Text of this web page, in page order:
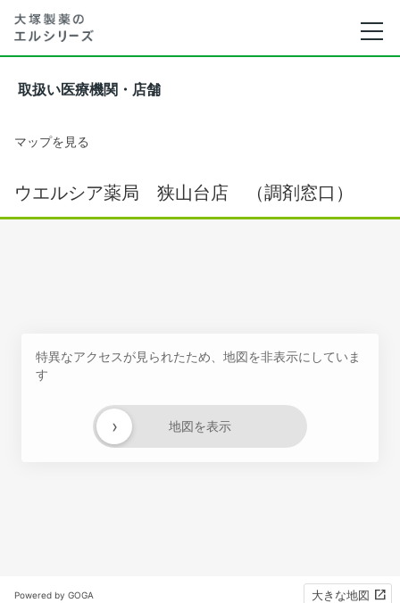
取扱い医療機関・店舗
マップを見る
ウエルシア薬局 狭山台店 （調剤窓口）
特異なアクセスが見られたため、地図を非表示にしていま
す
地図を表示
›
Powered by GOGA 大きな地図